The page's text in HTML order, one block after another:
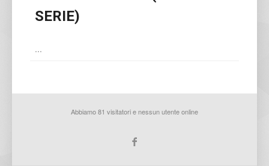
SERIE)
...
Abbiamo 81 visitatori e nessun utente online